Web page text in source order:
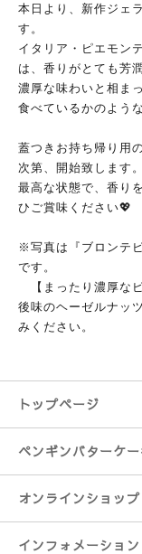
本日より、新作ジェ
す。
イタリア・ピエモン
は、香りがとても芳潤
濃厚な味わいと相ま
食べているかのよう
蓋つきお持ち帰り用
次第、開始致します
最高な状態で、香り
ひご賞味ください💖
※写真は『ブロンテ
です。
【まったり濃厚な
後味のヘーゼルナッ
みください。
トップページ
ペンギンバターケ
オンラインショップ
インフォメーション